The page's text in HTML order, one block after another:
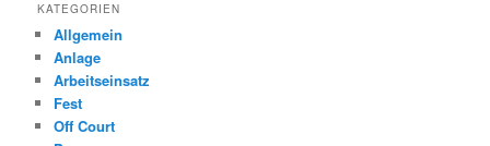
KATEGORIEN
Allgemein
Anlage
Arbeitseinsatz
Fest
Off Court